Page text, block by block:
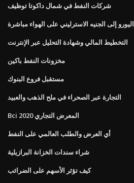
شركات النفط في شمال داكوتا توظيف
اليورو إلى الجنيه الاسترليني على الهواء مباشرة
التخطيط المالي وشهادة التحليل عبر الإنترنت
مخزونات النفط باكين
مستقبل فروع البنوك
التجارة عبر الصحراء في ملح الذهب والعبيد
Bci 2020 المعرض التجاري
أي العرض والطلب العالمي على النفط
شراء سندات الخزانة البرازيلية
كيف تؤثر الأسهم على الضرائب